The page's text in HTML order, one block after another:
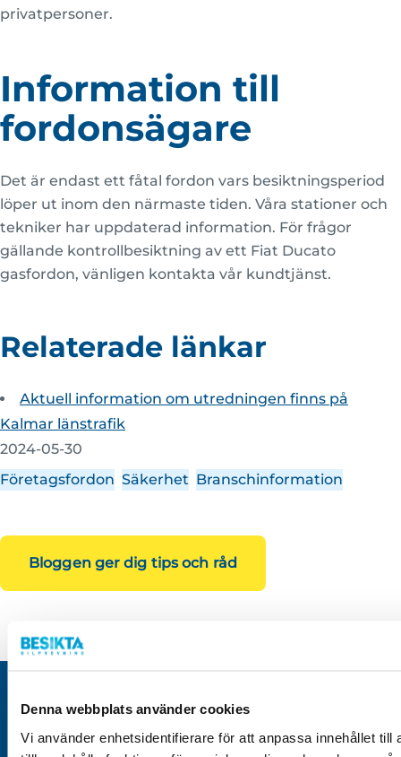
Denna webbplats använder cookies
Vi använder enhetsidentifierare för att anpassa innehållet till
privatpersoner.
Information till
fordonsägare
Det är endast ett fåtal fordon vars besiktningsperiod
löper ut inom den närmaste tiden. Våra stationer och
tekniker har uppdaterad information. För frågor
gällande kontrollbesiktning av ett Fiat Ducato
gasfordon, vänligen kontakta vår kundtjänst.
Relaterade länkar
Aktuell information om utredningen finns på
Kalmar länstrafik
2024-05-30
Företagsfordon Säkerhet Branschinformation
Bloggen ger dig tips och råd